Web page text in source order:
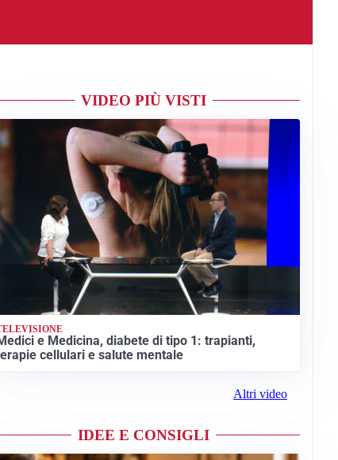
VIDEO PIÙ VISTI
e Medicina, diabete di tipo 1: trapianti,
cellulari e salute mentale
Altri video
IDEE E CONSIGLI